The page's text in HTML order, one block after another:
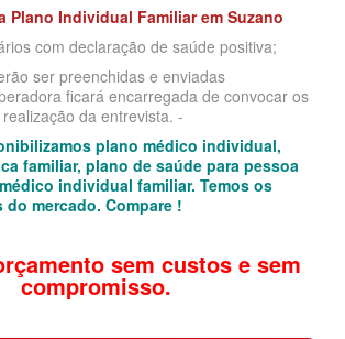
DE SAÚDE FAMILIAR
DE SAÚDE FAMILIAR
SAÚDE FAMILIAR
DE SAÚDE FAMILIAR
PLANO DE SAÚDE FAMILIAR
DE SAÚDE FAMILIAR
Plano Individual Familiarem Suzano
com declaração de saúde positiva;
ser preenchidas e enviadas
ficará encarregada de convocar os
da entrevista. -
plano médico individual,
familiar, plano de saúde para pessoa
individual familiar. Temos os
mercado. Compare !
sem custos e sem
compromisso.